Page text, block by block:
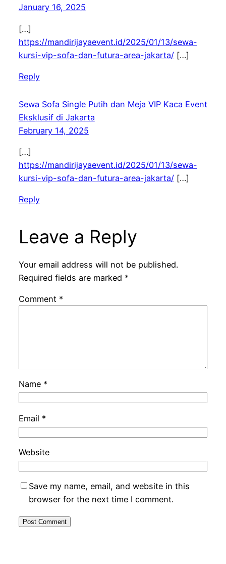
January 16, 2025
[…]
https://mandirijayaevent.id/2025/01/13/sewa-
kursi-vip-sofa-dan-futura-area-jakarta/[…]
Reply
Sewa Sofa Single Putih dan Meja VIP Kaca Event
Eksklusif di Jakarta
February 14, 2025
[…]
https://mandirijayaevent.id/2025/01/13/sewa-
kursi-vip-sofa-dan-futura-area-jakarta/[…]
Reply
Leave a Reply
Your email address will not be published.
Required fields are marked *
Comment *
Name *
Email *
Website
Save my name, email, and website in this
browser for the next time I comment.